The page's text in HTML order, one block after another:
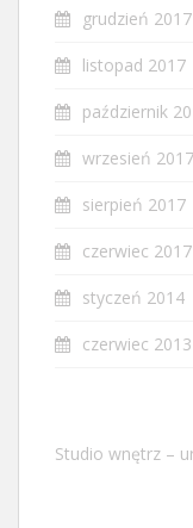
grudzień 2017
listopad 2017
październik
wrzesień 2017
sierpień 2017
czerwiec 2017
styczeń 2014
czerwiec 2013
Studio wnętrz –